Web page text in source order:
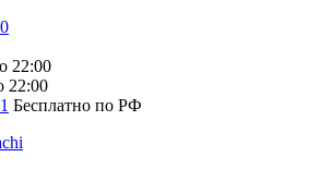
22:00
22:00
Бесплатно по РФ